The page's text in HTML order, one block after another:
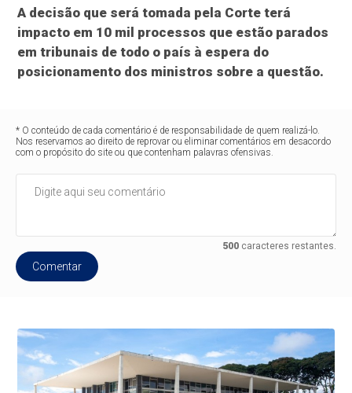
A decisão que será tomada pela Corte terá
impacto em 10 mil processos que estão parados
em tribunais de todo o país à espera do
posicionamento dos ministros sobre a questão.
* O conteúdo de cada comentário é de responsabilidade de quem realizá-lo.
Nos reservamos ao direito de reprovar ou eliminar comentários em desacordo
com o propósito do site ou que contenham palavras ofensivas.
500caracteres restantes.
Comentar